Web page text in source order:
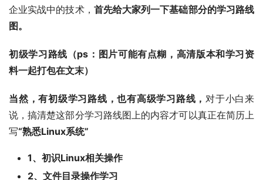
企业实战中的技术， 首先给大家列一下基础部分的学习路线
图。
初级学习路线（ps：图片可能有点糊，高清版本和学习资
料一起打包在文末）
当然，有初级学习路线，也有高级学习路线， 对于小白来
说，搞清楚这部分学习路线图上的内容才可以真正在简历上
写“熟悉Linux系统”
1、初识Linux相关操作
2、文件目录操作学习